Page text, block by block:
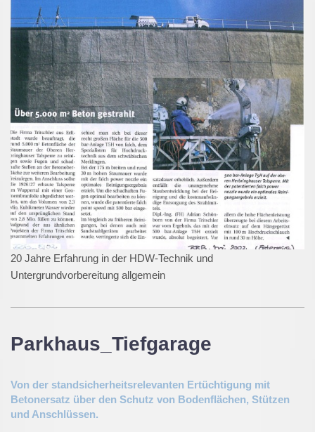
20 Jahre Erfahrung in der HDW-Technik und
Untergrundvorbereitung allgemein
Parkhaus_Tiefgarage
Von der standsicherheitsrelevanten Ertüchtigung mit
Betonersatz über den Schutz von Bodenflächen, Stützen
und Anschlüssen.